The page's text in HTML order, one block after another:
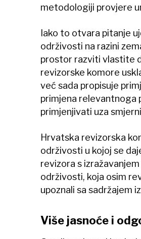
metodologiji provjere
Iako to otvara pitanje
održivosti na razini
prostor razviti vlastite
revizorske komore
već sada propisuje
primjena relevantnoga
primjenjivati uza
Hrvatska revizorska
održivosti u kojoj se
revizora s
održivosti, koja osim
upoznali sa sadržajem
Više jasnoće i